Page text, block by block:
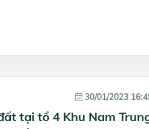
30/01/2023
tại tổ 4 Khu Nam